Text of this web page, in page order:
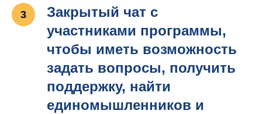
Закрытый чат с
участниками программы,
чтобы иметь возможность
задать вопросы, получить
поддержку, найти
единомышленников и